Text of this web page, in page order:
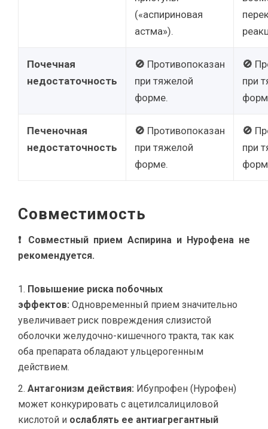
(«аспириновая
астма»).
Почечная
недостаточность
🚫 Противопоказан
при тяжелой
форме.
🚫
при
Печеночная
недостаточность
🚫 Противопоказан
при тяжелой
форме.
🚫
при
Совместимость
❗ Совместный прием Аспирина и Нурофена не
рекомендуется.
Повышение риска побочных
эффектов: Одновременный прием значительно
увеличивает риск повреждения слизистой
оболочки желудочно-кишечного тракта, так как
оба препарата обладают ульцерогенным
действием.
Антагонизм действия: Ибупрофен (Нурофен)
может конкурировать с ацетилсалициловой
кислотой и ослаблять ее антиагрегантный